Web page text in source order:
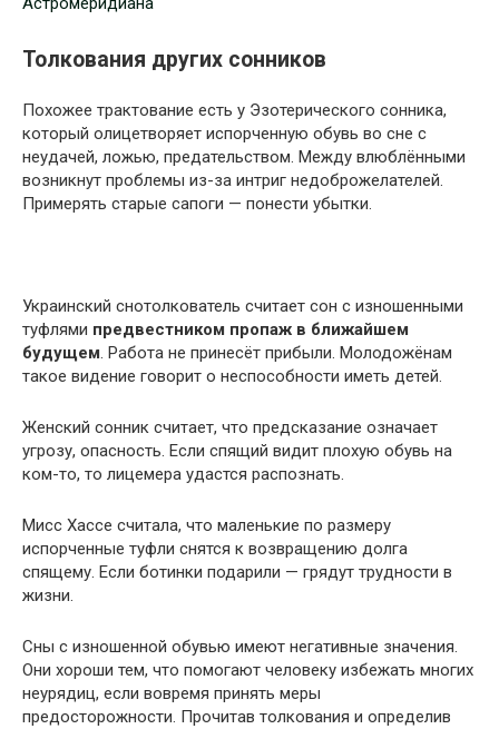
Толкования других сонников
Похожее трактование есть у Эзотерического сонника,
который олицетворяет испорченную обувь во сне с
неудачей, ложью, предательством. Между влюблёнными
возникнут проблемы из-за интриг недоброжелателей.
Примерять старые сапоги — понести убытки.
Украинский снотолкователь считает сон с изношенными
туфлями предвестником пропаж в ближайшем
будущем. Работа не принесёт прибыли. Молодожёнам
такое видение говорит о неспособности иметь детей.
Женский сонник считает, что предсказание означает
угрозу, опасность. Если спящий видит плохую обувь на
ком-то, то лицемера удастся распознать.
Мисс Хассе считала, что маленькие по размеру
испорченные туфли снятся к возвращению долга
спящему. Если ботинки подарили — грядут трудности в
жизни.
Сны с изношенной обувью имеют негативные значения.
Они хороши тем, что помогают человеку избежать многих
неурядиц, если вовремя принять меры
предосторожности. Прочитав толкования и определив